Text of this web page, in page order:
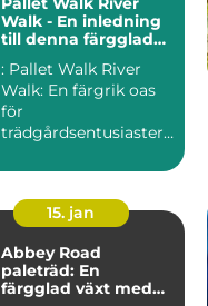
Walk - En inledning
till denna färgglada
: Pallet Walk River
Walk: En färgrik oas
för
trädgårdsentusiaster :
Walk River...
15. jan
Abbey Road
paleträd: En
färgglad växt med